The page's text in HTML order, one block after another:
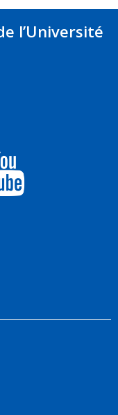
systèmes de
de santé
l’Université